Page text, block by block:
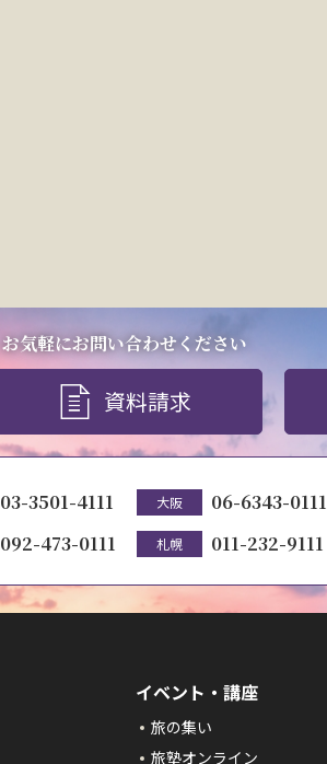
お気軽にお問い合わせください
資料請求
03-3501-4111 大阪 06-6343-0111
092-473-0111 札幌 011-232-9111
イベント・講座
旅の集い
旅塾オンライン